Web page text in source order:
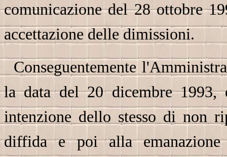
comunicazione del 28 ottobre
accettazione delle dimissioni.
Conseguentemente
la data del 20 dicembre 1993,
intenzione dello stesso di non
diffida e poi alla